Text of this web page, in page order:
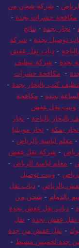
- شركة شحن من
مكافحة حشرات بجدة -
- نجار بجدة - نتائج
توصيل بجدة - شركة
- دباب نقل عفش
بجدة - شركة تنظيف
- مكافحة حشرات
كنب بالبخار بجدة -
بجدة - مكافحة
ونيت نقل عفش
بالباحة - نجار
بمكة - نجار موبيليا
- معلم لياسة بالرياض -
- شركة نقل عفش
- معلم لياسة الرياض -
- ونيت توصيل
بالرياض -دباب نقل
بالدمام - شحن من
- دباب نقل عفش بجدة
عفش بجدة - نقل
- نقل عفش من جدة
جدة لخميس مشيط -